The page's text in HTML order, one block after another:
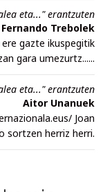
eta..." erantzuten
Fernando Trebolek
gazte ikuspegitik
gara umezurtz......
eta..." erantzuten
Aitor Unanuek
Joan
sortzen herriz herri.